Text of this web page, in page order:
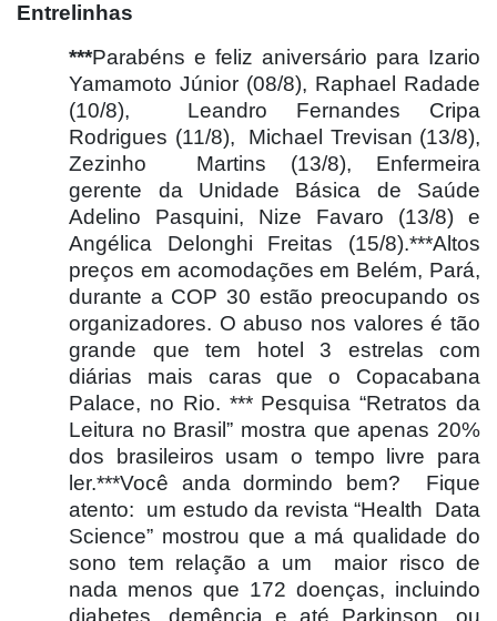
Entrelinhas
***Parabéns e feliz aniversário para Izario
Yamamoto Júnior (08/8), Raphael Radade
(10/8),
Leandro Fernandes Cripa
Rodrigues (11/8),
Michael Trevisan (13/8),
Zezinho
Martins (13/8), Enfermeira
gerente da Unidade Básica de Saúde
Adelino Pasquini, Nize Favaro (13/8) e
Angélica Delonghi Freitas (15/8).***Altos
preços em acomodações em Belém, Pará,
durante a COP 30 estão preocupando os
organizadores. O abuso nos valores é tão
grande que tem hotel 3 estrelas com
diárias mais caras que o Copacabana
Palace, no Rio. *** Pesquisa “Retratos da
Leitura no Brasil” mostra que apenas 20%
dos brasileiros usam o tempo livre para
ler.***Você anda dormindo bem?
Fique
atento:
um estudo da revista “Health
Data
Science” mostrou que a má qualidade do
sono tem relação a um
maior risco de
nada menos que 172 doenças, incluindo